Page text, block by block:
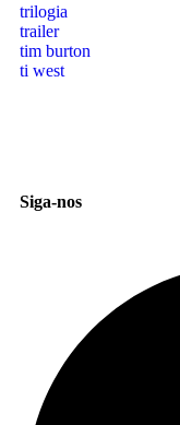
trilogia
trailer
tim burton
ti west
Siga-nos